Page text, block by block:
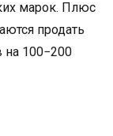
марок. Плюс
продать
100−200